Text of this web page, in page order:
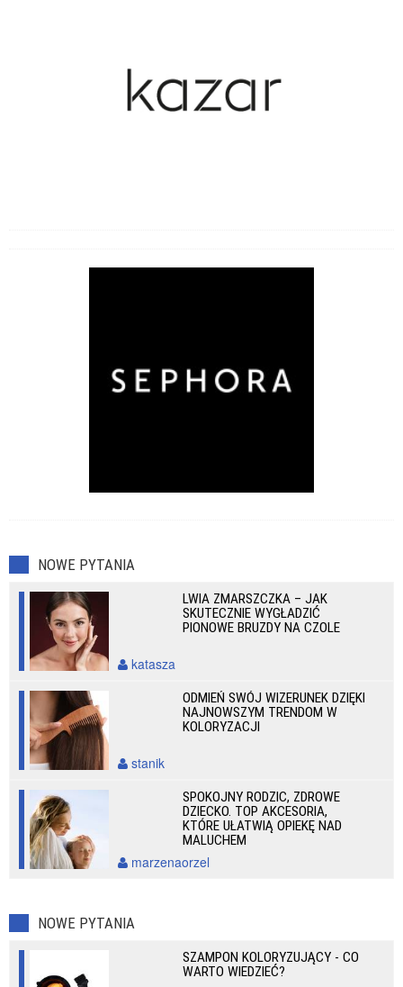
NOWE PYTANIA
LWIA ZMARSZCZKA – JAK
SKUTECZNIE WYGŁADZIĆ
PIONOWE BRUZDY NA CZOLE
katasza
ODMIEŃ SWÓJ WIZERUNEK DZIĘKI
NAJNOWSZYM TRENDOM W
KOLORYZACJI
stanik
SPOKOJNY RODZIC, ZDROWE
DZIECKO. TOP AKCESORIA,
KTÓRE UŁATWIĄ OPIEKĘ NAD
MALUCHEM
marzenaorzel
NOWE PYTANIA
SZAMPON KOLORYZUJĄCY - CO
WARTO WIEDZIEĆ?